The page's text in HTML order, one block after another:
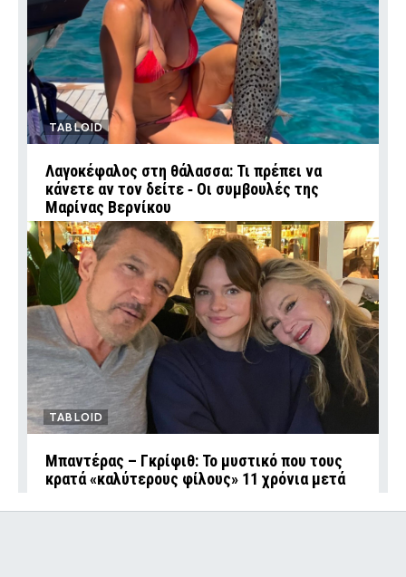
TABLOID
Λαγοκέφαλος στη θάλασσα: Τι πρέπει να
κάνετε αν τον δείτε ‑ Οι συμβουλές της
Μαρίνας Βερνίκου
TABLOID
Μπαντέρας – Γκρίφιθ: Το μυστικό που τους
κρατά «καλύτερους φίλους» 11 χρόνια μετά